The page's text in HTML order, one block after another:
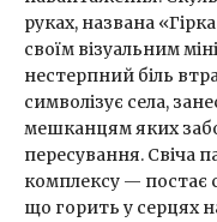
руках, названа
своїм візуальним
нестерпний біль
символізує села,
мешканцям яких
пересування. Свіча
комплексу — постає
що горить у серцях